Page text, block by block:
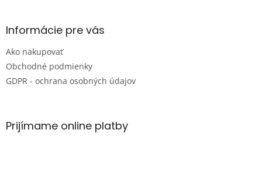
ä
e
Informácie pre vás
Ako nakupovať
Obchodné podmienky
GDPR - ochrana osobných údajov
Prijímame online platby